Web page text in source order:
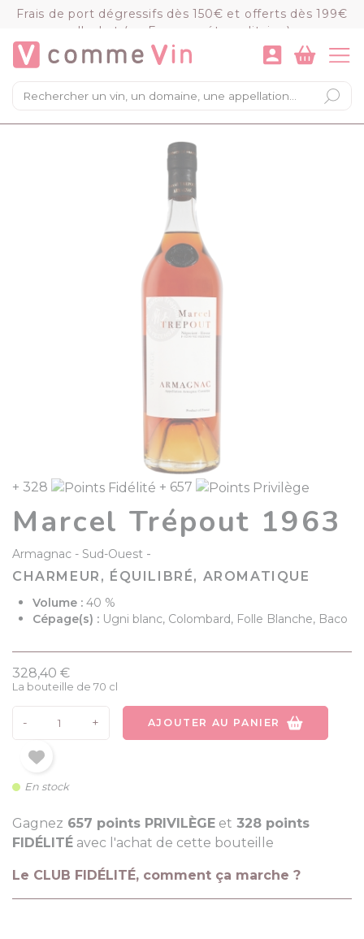
Frais de port dégressifs dès 150€ et offerts dès 199€
d'achat (en France métropolitaine)
×
Mon panier
Chargement du panier...
VOIR LE PANIER COMMANDER
+ 328 + 657
Marcel Trépout 1963
Armagnac Sud-Ouest -
CHARMEUR, ÉQUILIBRÉ, AROMATIQUE
Volume : 40 %
Cépage(s) : Ugni blanc, Colombard, Folle Blanche, Baco
328,40 €
La bouteille de 70 cl
- + AJOUTER AU PANIER
En stock
Gagnez 657 points PRIVILÈGE et 328 points
FIDÉLITÉ avec l'achat de cette bouteille
Le CLUB FIDÉLITÉ, comment ça marche ?
Panneau de gestion des cookies